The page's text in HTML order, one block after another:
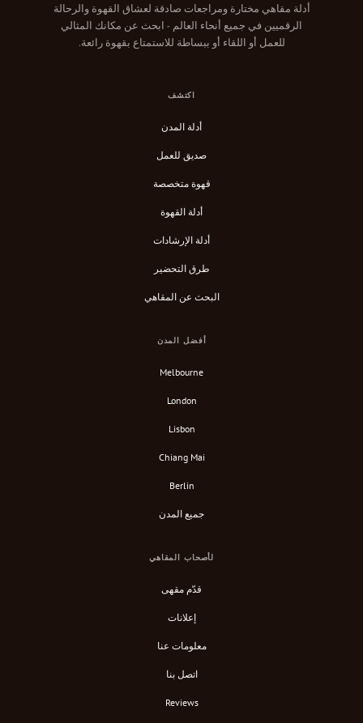
أدلة مقاهي مختارة ومراجعات صادقة لعشاق القهوة والرحالة
الرقميين في جميع أنحاء العالم - ابحث عن مكانك المثالي
للعمل أو اللقاء أو ببساطة للاستمتاع بقهوة رائعة.
اكتشف
أدلة المدن
صديق للعمل
قهوة متخصصة
أدلة القهوة
أدلة الإرشادات
طرق التحضير
البحث عن المقاهي
أفضل المدن
Melbourne
London
Lisbon
Chiang Mai
Berlin
جميع المدن
لأصحاب المقاهي
قدّم مقهى
إعلانات
معلومات عنا
اتصل بنا
Reviews